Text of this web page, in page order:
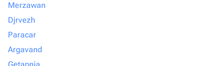
Merzawan
Djrvezh
Paracar
Argavand